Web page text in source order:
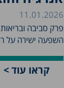
11.01.2026
השפעה ישירה על
קראו עוד >